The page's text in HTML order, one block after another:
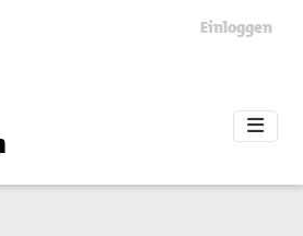
Einloggen